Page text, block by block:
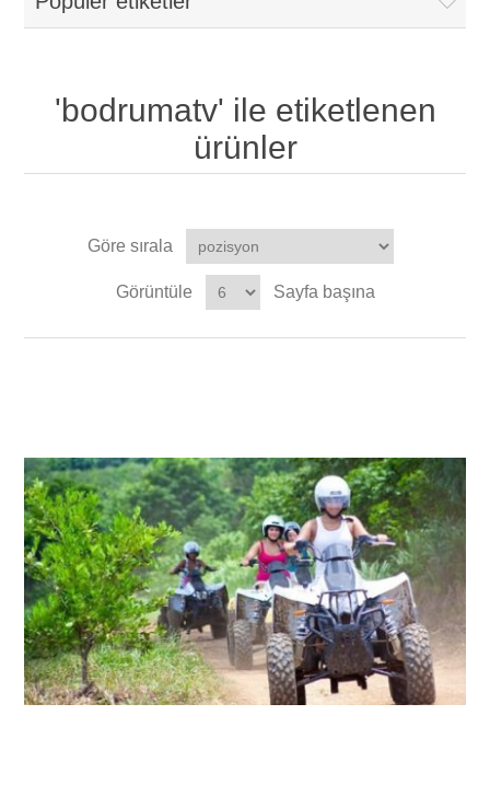
'bodrumatv' ile etiketlenen
ürünler
Göre sırala
Görüntüle Sayfa başına